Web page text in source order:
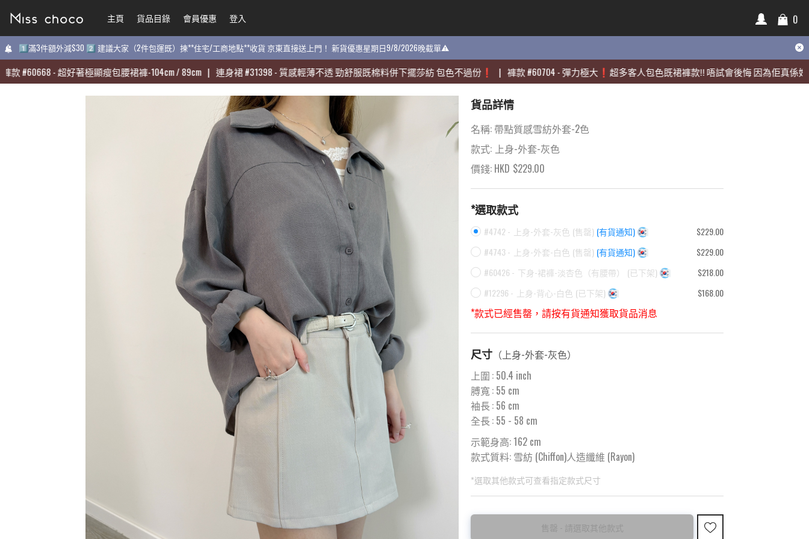
主頁 貨品目錄 會員優惠 登入 0
1️⃣滿3件額外減$30 2️⃣ 建議大家（2件包運既）揀**住宅/工商地點**收貨 京東直接送上門！ 新貨優惠星期日9/8/2026晚截單⚠️
60668-超好著極顯瘦包腰裙褲-104cm / 89cm | 連身裙#31398-質感輕薄不透 勁舒服既棉料併下擺莎紡 包色不過份❗️ | 褲款# 60704-彈力極大❗️超多客人包色既裙褲款‼️ 唔試會後悔 因為佢真係好靚🫶🏻
主頁 貨品目錄 會員優惠 登入 0
1️⃣滿3件額外減$30 2️⃣ 建議大家（2件包運既）揀**住宅/工商地點**收貨 京東直接送上門！ 新貨優惠星期日9/8/2026晚截單⚠️
60668-超好著極顯瘦包腰裙褲-104cm / 89cm | 連身裙#31398-質感輕薄不透 勁舒服既棉料併下擺莎紡 包色不過份❗️ | 褲款# 60704-彈力極大❗️超多客人包色既裙褲款‼️ 唔試會後悔 因為佢真係好靚🫶🏻
貨品詳情
名稱: 帶點質感雪紡外套-2色
款式: 上身-外套-灰色
價錢: HKD $229.00
*選取款式
#4742 - 上身-外套-灰色 (售罄) (有貨通知)
$229.00
#4743 - 上身-外套-白色 (售罄) (有貨通知)
$229.00
#60426 - 下身-裙褲-淡杏色（有腰帶） (已下架)
$218.00
#12296 - 上身-背心-白色 (已下架) $168.00
*款式已經售罄，請按有貨通知獲取貨品消息
尺寸 （上身-外套-灰色）
上圍 : 50.4 inch
膊寬 : 55 cm
袖長 : 56 cm
全長 : 55 - 58 cm
示範身高: 162 cm
款式質料: 雪紡 (Chiffon)人造纖維 (Rayon)
*選取其他款式可查看指定款式尺寸
此為預購品
<預購款>因為韓國東大門8月暑假關係， 預購款會於8月18日
此為減價貨品
特價品不設退換，購買前請先確認所列出的尺碼是否合適。
售罄 - 請選取其他款式